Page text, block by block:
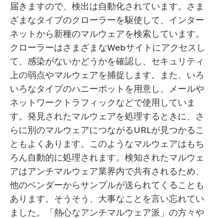
届きますので、検出は自動化されています。さま
ざまなタイプのクローラーを駆使して、インター
ネットから新種のマルウェアを検索しています。
クローラーはさまざまなWebサイトにアクセスし
て、感染がないかどうかを確認し、セキュリティ
上の弱点やマルウェアを捕捉します。また、いろ
いろなタイプのハニーポットを用意し、メールや
ネットワークトラフィックなどで使用していま
す。発見されたマルウェアを処理するときに、さ
らに別のマルウェアにつながるURLが見つかるこ
ともよくあります。このようなマルウェアはもち
ろん自動的に処理されます。検知されたマルウェ
アはアンチマルウェア業界内で共有されるため、
他のベンダーからサンプルが送られてくることも
あります。そうそう、大事なことを言い忘れてい
ました。「熱心なアンチマルウェア派」の方々や